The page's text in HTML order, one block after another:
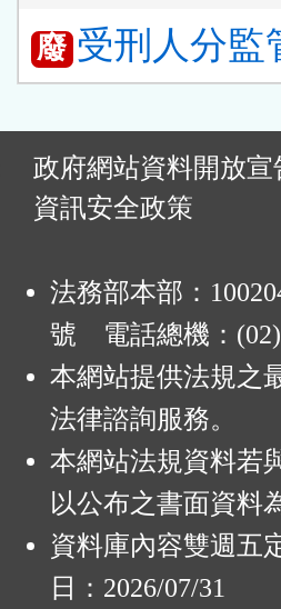
廢 受刑人分監
政府網站資料開放宣
資訊安全政策
法務部本部：
號 電話總機：
本網站提供法規之
法律諮詢服務。
本網站法規資料若
以公布之書面資料
資料庫內容雙週五
日：2026/07/31